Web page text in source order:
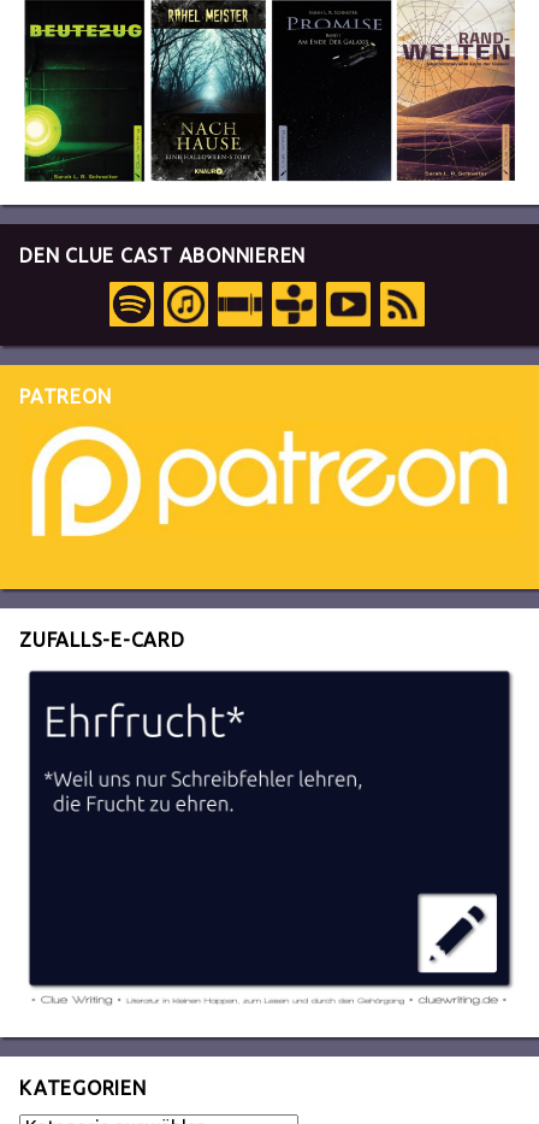
DEN CLUE CAST ABONNIEREN
PATREON
ZUFALLS-E-CARD
KATEGORIEN